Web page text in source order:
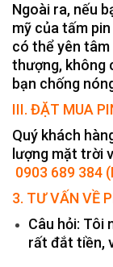
Ngoài ra, nếu
mỹ của tấm
có thể yên tâm
thượng, không
bạn chống
III. ĐẶT MUA
Quý khách
lượng mặt trời
0903 689 384
3. TƯ VẤN VỀ
Câu hỏi: Tôi
rất đắt tiền,